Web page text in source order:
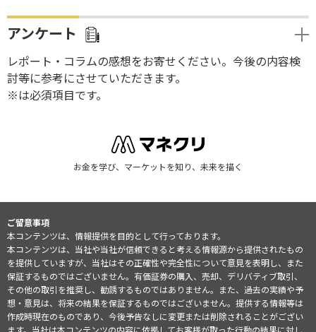
アンケート
レポート・コラムの感想をお寄せください。今後の内容検
討等に参考にさせていただきます。
※は必須項目です。
お金を学び、マーケットを知り、未来を描く
ご留意事項
本コンテンツは、情報提供を目的として行っております。
本コンテンツは、当社や当社が信頼できると考える情報源から提供されたもの
を提供していますが、当社はその正確性や完全性について意見を表明し、また
保証するものではございません。有価証券の購入、売却、デリバティブ取引、
その他の取引を推奨し、勧誘するものではありません。また、過去の実績や予
想・意見は、将来の結果を保証するものではございません。提供する情報等は
作成時現在のものであり、今後予告なしに変更または削除されることがござい